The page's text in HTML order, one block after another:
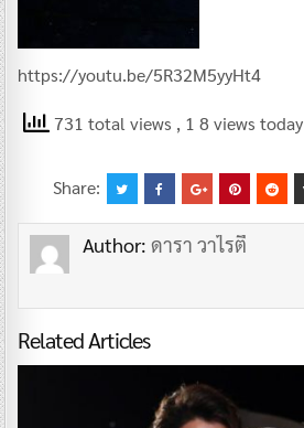
https://youtu.be/5R32M5yyHt4
731 total views , 1 8 views today
Share:
Author: ดารา วาไรตี้
Related Articles